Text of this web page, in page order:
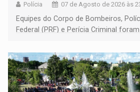
Polícia 07 de Agosto de 2026 às
Equipes do Corpo de Bombeiros,
Federal (PRF) e Perícia Criminal